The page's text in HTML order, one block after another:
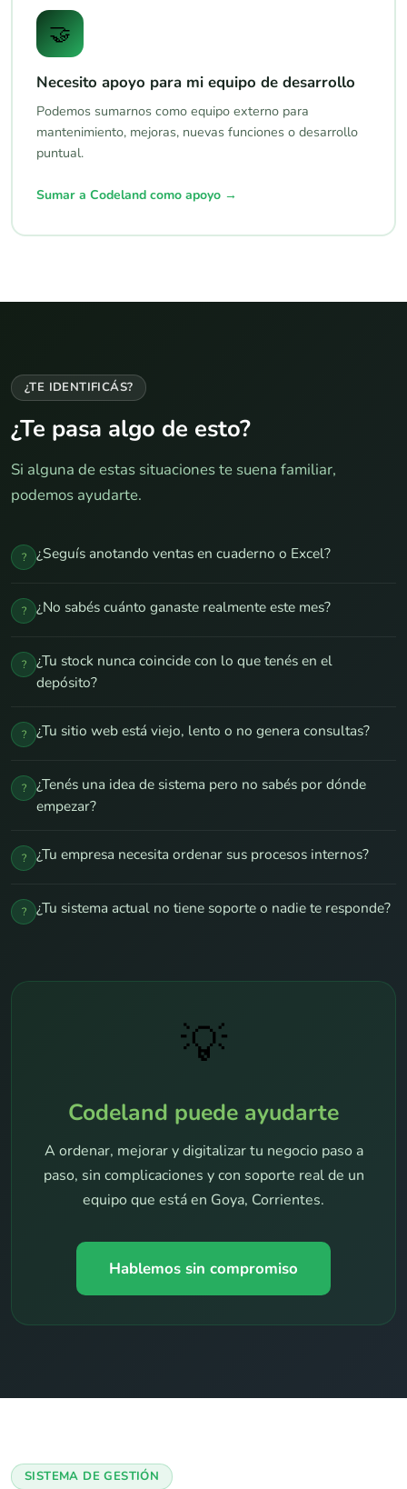
🤝
Necesito apoyo para mi equipo de desarrollo
Podemos sumarnos como equipo externo para
mantenimiento, mejoras, nuevas funciones o desarrollo
puntual.
Sumar a Codeland como apoyo →
¿TE IDENTIFICÁS?
¿Te pasa algo de esto?
Si alguna de estas situaciones te suena familiar,
podemos ayudarte.
? ¿Seguís anotando ventas en cuaderno o Excel?
? ¿No sabés cuánto ganaste realmente este mes?
?
¿Tu stock nunca coincide con lo que tenés en el
depósito?
? ¿Tu sitio web está viejo, lento o no genera consultas?
?
¿Tenés una idea de sistema pero no sabés por dónde
empezar?
? ¿Tu empresa necesita ordenar sus procesos internos?
? ¿Tu sistema actual no tiene soporte o nadie te responde?
💡
Codeland puede ayudarte
A ordenar, mejorar y digitalizar tu negocio paso a
paso, sin complicaciones y con soporte real de un
equipo que está en Goya, Corrientes.
Hablemos sin compromiso
SISTEMA DE GESTIÓN